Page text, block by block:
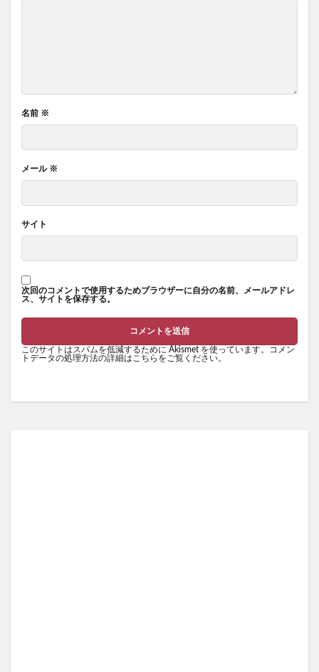
名前 ※
メール ※
サイト
次回のコメントで使用するためブラウザーに自分の名前、メールアドレ
ス、サイトを保存する。
このサイトはスパムを低減するために Akismet を使っています。
コメン
トデータの処理方法の詳細はこちらをご覧ください。